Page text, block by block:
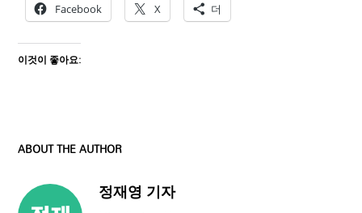
Facebook X 더
이것이 좋아요:
ABOUT THE AUTHOR
정재영 기자